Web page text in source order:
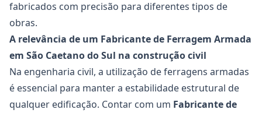
fabricados com precisão para diferentes tipos de
obras.
A relevância de um Fabricante de Ferragem Armada
em São Caetano do Sul na construção civil
Na engenharia civil, a utilização de ferragens armadas
é essencial para manter a estabilidade estrutural de
qualquer edificação. Contar com um Fabricante de